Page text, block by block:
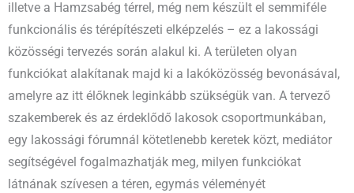
illetve a Hamzsabég térrel, még nem készült el semmiféle
funkcionális és térépítészeti elképzelés – ez a lakossági
közösségi tervezés során alakul ki. A területen olyan
funkciókat alakítanak majd ki a lakóközösség bevonásával,
amelyre az itt élőknek leginkább szükségük van. A tervező
szakemberek és az érdeklődő lakosok csoportmunkában,
egy lakossági fórumnál kötetlenebb keretek közt, mediátor
segítségével fogalmazhatják meg, milyen funkciókat
látnának szívesen a téren, egymás véleményét